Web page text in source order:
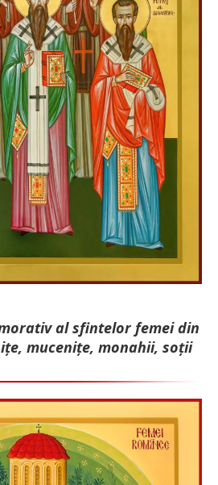
al sfintelor femei din
mu­cenițe, monahii, soții